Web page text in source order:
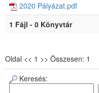
2020 Pályázat.pdf
1 Fájl - 0 Könyvtár
Oldal << 1 >> Összesen: 1
Keresés: